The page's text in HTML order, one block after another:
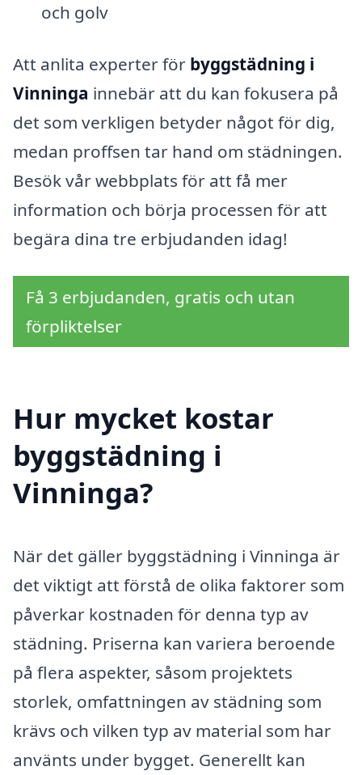
och golv
Att anlita experter för byggstädning i
Vinninga innebär att du kan fokusera på
det som verkligen betyder något för dig,
medan proffsen tar hand om städningen.
Besök vår webbplats för att få mer
information och börja processen för att
begära dina tre erbjudanden idag!
Få 3 erbjudanden, gratis och utan
förpliktelser
Hur mycket kostar
byggstädning i
Vinninga?
När det gäller byggstädning i Vinninga är
det viktigt att förstå de olika faktorer som
påverkar kostnaden för denna typ av
städning. Priserna kan variera beroende
på flera aspekter, såsom projektets
storlek, omfattningen av städning som
krävs och vilken typ av material som har
använts under bygget. Generellt kan